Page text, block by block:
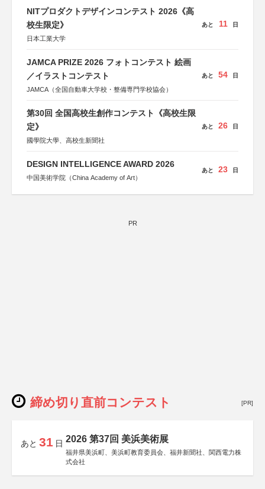
NITプロダクトデザインコンテスト 2026《高
校生限定》
日本工業大学
あと 11 日
JAMCA PRIZE 2026 フォトコンテスト 絵画
／イラストコンテスト
JAMCA（全国自動車大学校・整備専門学校協会）
あと 54 日
第30回 全国高校生創作コンテスト《高校生限
定》
國學院大學、高校生新聞社
あと 26 日
DESIGN INTELLIGENCE AWARD 2026
中国美術学院（China Academy of Art）
あと 23 日
PR
締め切り直前コンテスト [PR]
あと 31 日 2026 第37回 美浜美術展
福井県美浜町、美浜町教育委員会、福井新聞社、関西電力株
式会社